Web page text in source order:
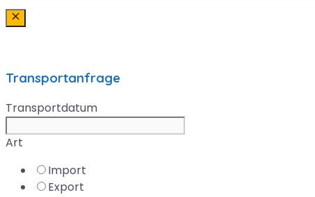
Schließen
Transportanfrage
Transportdatum
Art
Import
Export